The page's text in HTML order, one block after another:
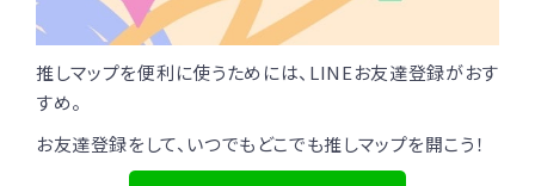
推しマップを便利に使うためには、LINEお友達登録がおす
すめ。
お友達登録をして、いつでもどこでも推しマップを開こう！